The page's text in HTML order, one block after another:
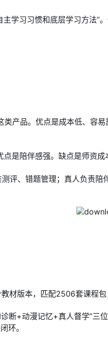
学习习惯和底层学习方法”
类产品。优点是成本低、容
点是陪伴感强。缺点是师资
评、错题管理；真人负责
材版本，匹配2506套课程
断+动漫记忆+真人督学”
环。